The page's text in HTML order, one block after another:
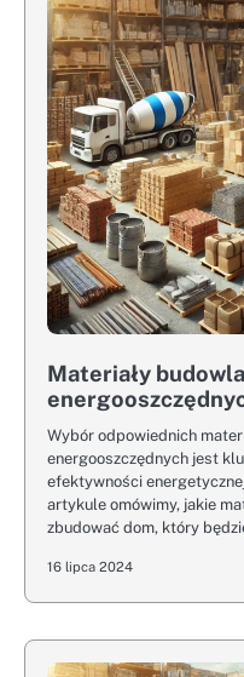
Materiały
Wybór odpowiednich
energooszczędnych jest
efektywności
artykule omówimy, jakie
zbudować dom, który
16 lipca 2024